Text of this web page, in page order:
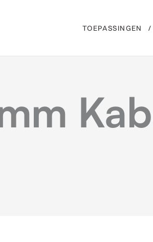
TOEPASSINGEN